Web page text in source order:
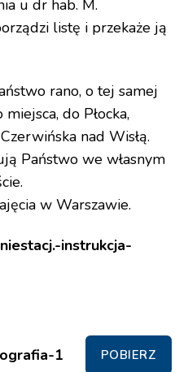
u dr hab. M.
listę i przekaże ją
rano, o tej samej
do Płocka,
nad Wisłą.
Państwo we własnym
w Warszawie.
instrukcja-
1 POBIERZ